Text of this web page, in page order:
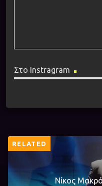
Στο Instragram
RELATED
Νίκος